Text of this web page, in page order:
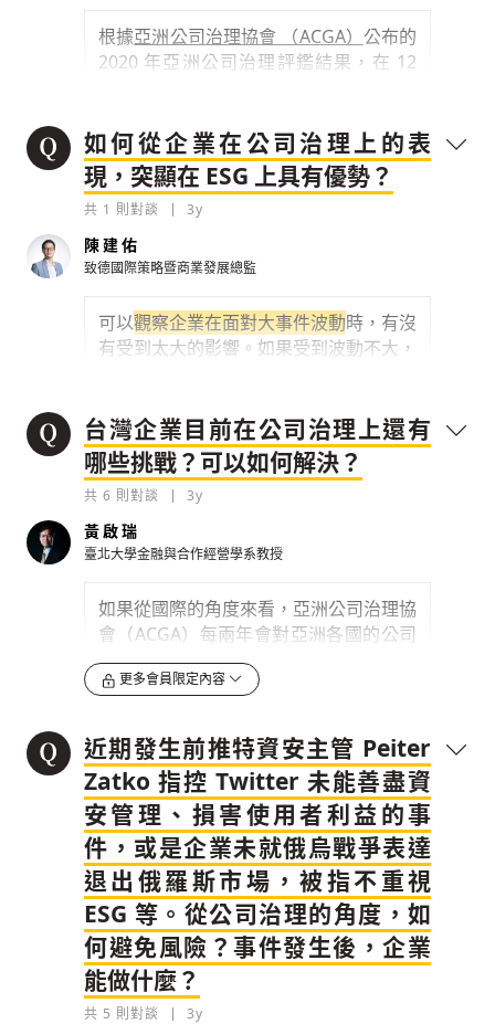
檢舉留言
首先，內部需要訂定誠信經營的行為守則，要
0 3y
檢舉留言
檢舉留言
發揮監察人功能，監察董事會運作。雖然監察
0 3y
檢舉留言
根據亞洲公司治理協會 （ACGA） 公布的
2020 年亞洲公司治理評鑑結果，在 12
中，台灣共多達 30 家企業入選，在亞洲
國家來說，僅次於日本。比對在台灣「公
司治理評鑑」獲得第一級肯定的 46 家企
業名單，與入選 2021 道瓊永續指數
（DJSI）的 30 家台灣企業名單，會發現
有20 家獲得台灣公司治理評鑑第一級的
公司，在 ESG 永續的績效也不錯。
0 3y
如何從企業在公司治理上的表
現，突顯在 ESG 上具有優勢？
共 1 則對談 3y
陳建佑
致德國際策略暨商業發展總監
可以觀察企業在面對大事件波動時，有沒
有受到太大的影響。如果受到波動不大，
可以從兩個面向來評估，一個是公司與這
事件有沒有直接相關，第二是有沒有被廣
泛報導。例如傳產公司用永續食材提供員
工餐廳，可能不會直接影響資本市場的波
動，因為跟公司本業沒有直接的關聯，但
是若宣布推出循環可回收布料，可能很快
產出，對股價來說就會有正向的帶動。但
是如果今天宣布使用永續食材的是餐飲
關，應該也會反映在股價上面。這端看這
些實踐是否與企業經營相關。
0 3y
檢舉留言
台灣企業目前在公司治理上還有
哪些挑戰？可以如何解決？
共 6 則對談 3y
黃啟瑞
臺北大學金融與合作經營學系教授
如果從國際的角度來看，亞洲公司治理協
會（ACGA）每兩年會對亞洲各國的公司
治理表現進行調查及評比，在
亞洲公司治理觀察報告（CG Watch
四大需要改善的地方。第一，是關於
法人
股東的部分，根據《公司法》第 27 條，
法人當選董事時自然人的指定與改派，及
法人代表董事的改派，都無須經股東會之
同意，且在任期內得隨時撤換，使得單一
法人股東可以變更全體股東之決議意思，
會破壞公司內部民主原則。第二，董事長
與總經理常為同一人，代表所有權和經營
權集中在同一人，沒有辦法相互監督。近
期隨著所有權和經營權分開，這種情況已
有逐漸改善...
更多會員限定內容
近期發生前推特資安主管 Peiter
Zatko 指控 Twitter 未能善盡資
安管理、損害使用者利益的事
件，或是企業未就俄烏戰爭表達
退出俄羅斯市場，被指不重視
ESG 等。從公司治理的角度，如
何避免風險？事件發生後，企業
能做什麼？
共 5 則對談 3y